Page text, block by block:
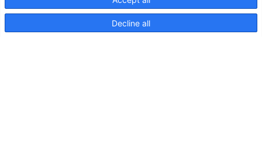
Decline all